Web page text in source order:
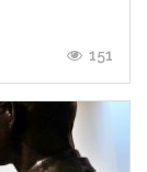
151